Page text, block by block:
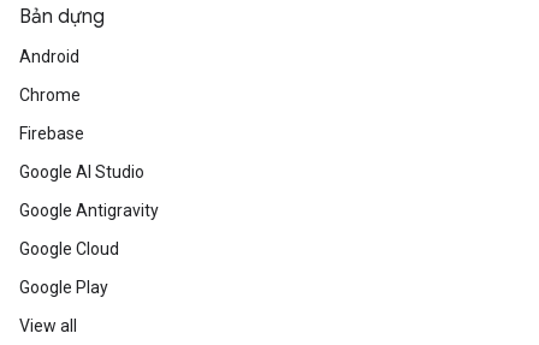
Bản dựng
Android
Chrome
Firebase
Google AI Studio
Google Antigravity
Google Cloud
Google Play
View all